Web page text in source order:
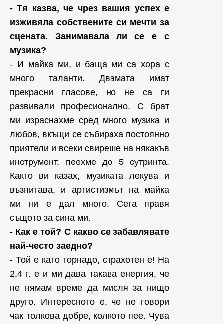
- Тя казва, че чрез вашия успех е
изживяла собствените си мечти за
сцената. Занимавала ли се е с
музика?
- И майка ми, и баща ми са хора с
много таланти. Двамата имат
прекрасни гласове, но не са ги
развивали професионално. С брат
ми израснахме сред много музика и
любов, вкъщи се събираха постоянно
приятели и всеки свиреше на някакъв
инструмент, пеехме до 5 сутринта.
Както ви казах, музиката лекува и
възпитава, и артистизмът на майка
ми ни е дал много. Сега правя
същото за сина ми.
- Как е той? С какво се забавлявате
най-често заедно?
- Той е като торнадо, страхотен е! На
2,4 г. е и ми дава такава енергия, че
не нямам време да мисля за нищо
друго. Интересното е, че не говори
чак толкова добре, колкото пее. Чува